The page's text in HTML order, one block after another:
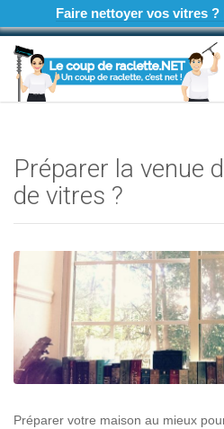
Faire nettoyer vos vitres ?
Préparer la venue
de vitres ?
Préparer votre maison au mieux